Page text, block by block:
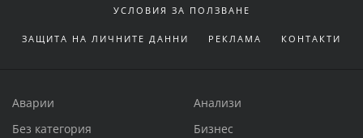
УСЛОВИЯ ЗА ПОЛЗВАНЕ
ЗАЩИТА НА ЛИЧНИТЕ ДАННИ РЕКЛАМА КОНТАКТИ
Аварии
Анализи
Без категория
Бизнес